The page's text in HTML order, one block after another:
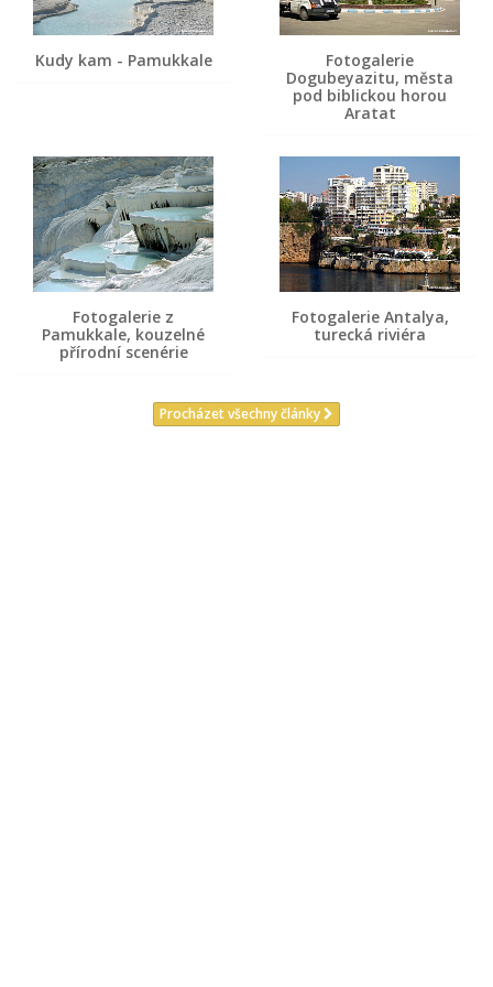
Kudy kam - Pamukkale
Fotogalerie
Dogubeyazitu, města
pod biblickou horou
Aratat
Fotogalerie z
Pamukkale, kouzelné
přírodní scenérie
Fotogalerie Antalya,
turecká riviéra
Procházet všechny články